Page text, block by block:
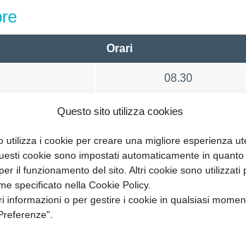
Questo sito utilizza cookies
utilizza i cookie per creare una migliore esperienza
cookie sono impostati automaticamente in quanto
il funzionamento del sito. Altri cookie sono utilizzati
specificato nella Cookie Policy.
informazioni o per gestire i cookie in qualsiasi
Orari
08.30
Orari
08.30